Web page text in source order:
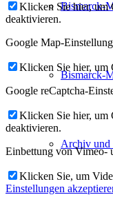
Bismarck-
Bismarck-
Archiv
Klicken Sie hier, um
deaktivieren.
Google Map-
Klicken Sie hier, um
Google reCaptcha-
Klicken Sie hier, um
deaktivieren.
Einbettung von Vimeo-
Klicken Sie, um
Einstellungen